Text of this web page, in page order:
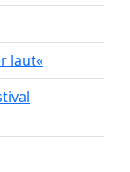
laut«